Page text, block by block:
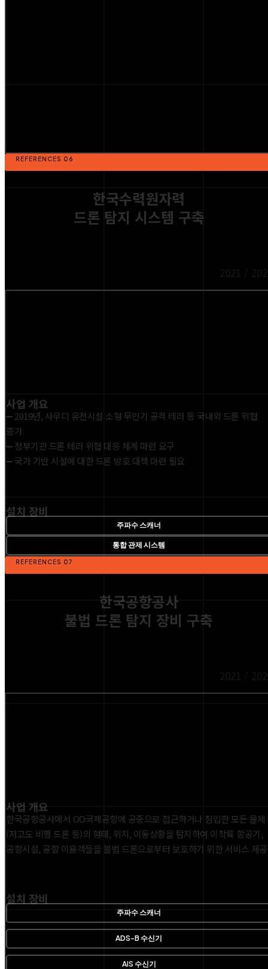
REFERENCES 06
한국수력원자력
드론 탐지 시스템 구축
사업 개요
➖ 2019년, 사우디 유전시설 소형 무인기 공격 테러 등 국내외 드론 위협
증가
➖ 정부기관 드론 테러 위협 대응 체계 마련 요구
➖ 국가 기반 시설에 대한 드론 방호 대책 마련 필요
설치 장비
주파수 스캐너
통합 관제 시스템
REFERENCES 07
한국공항공사
불법 드론 탐지 장비 구축
사업 개요
한국공항공사에서 OO국제공항에 공중으로 접근하거나 침입한 모든 물체
(저고도 비행 드론 등)의 형태, 위치, 이동상황을 탐지하여 이착륙 항공기,
공항시설, 공항 이용객들을 불법 드론으로부터 보호하기 위한 서비스 제공
설치 장비
주파수 스캐너
ADS-B 수신기
AIS 수신기